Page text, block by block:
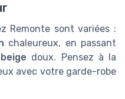
Remonte sont variées :
chaleureux, en passant
beige doux. Pensez à la
avec votre garde-robe